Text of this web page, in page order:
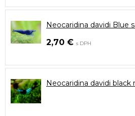
Neocaridina davidi Blue
2,70 € s DPH
Neocaridina davidi black